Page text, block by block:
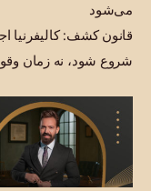
می‌شود
قانون کشف:
شروع شود، نه زمان